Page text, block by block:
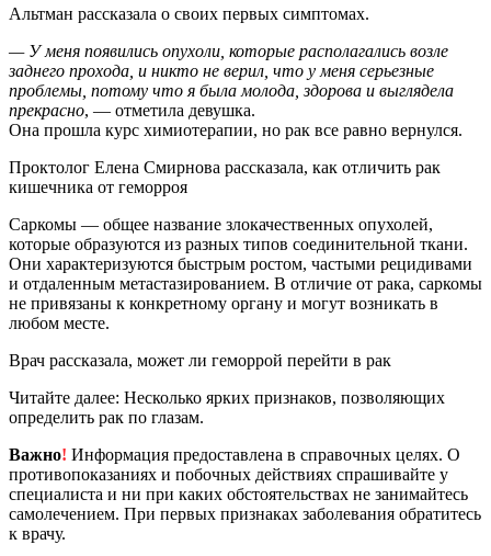
Альтман рассказала о своих первых симптомах.
— У меня появились опухоли, которые располагались возле
заднего прохода, и никто не верил, что у меня серьезные
проблемы, потому что я была молода, здорова и выглядела
прекрасно, — отметила девушка.
Она прошла курс химиотерапии, но рак все равно вернулся.
Проктолог Елена Смирнова рассказала, как отличить рак
кишечника от геморроя
Саркомы — общее название злокачественных опухолей,
которые образуются из разных типов соединительной ткани.
Они характеризуются быстрым ростом, частыми рецидивами
и отдаленным метастазированием. В отличие от рака, саркомы
не привязаны к конкретному органу и могут возникать в
любом месте.
Врач рассказала, может ли геморрой перейти в рак
Читайте далее: Несколько ярких признаков, позволяющих
определить рак по глазам.
Важно! Информация предоставлена в справочных целях. О
противопоказаниях и побочных действиях спрашивайте у
специалиста и ни при каких обстоятельствах не занимайтесь
самолечением. При первых признаках заболевания обратитесь
к врачу.